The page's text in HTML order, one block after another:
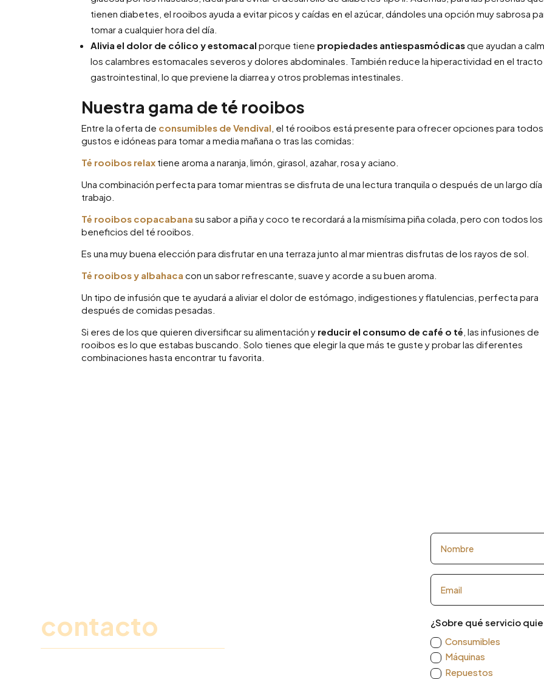
tienen diabetes, el rooibos ayuda a evitar picos y caídas en el azúcar, dándoles una opción muy sabrosa
tomar a cualquier hora del día.
Alivia el dolor de cólico y estomacal porque tiene propiedades antiespasmódicasque ayudan a
los calambres estomacales severos y dolores abdominales. También reduce la hiperactividad en el tracto
gastrointestinal, lo que previene la diarrea y otros problemas intestinales.
Nuestra gama de té rooibos
Entre la oferta de consumibles de Vendival , el té rooibos está presente para ofrecer opciones para
gustos e idóneas para tomar a media mañana o tras las comidas:
Té rooibos relax tiene aroma a naranja, limón, girasol, azahar, rosa y aciano.
Una combinación perfecta para tomar mientras se disfruta de una lectura tranquila o después de un largo
trabajo.
Té rooibos copacabana su sabor a piña y coco te recordará a la mismísima piña colada, pero con todos los
beneficios del té rooibos.
Es una muy buena elección para disfrutar en una terraza junto al mar mientras disfrutas de los rayos de sol.
Té rooibos y albahaca con un sabor refrescante, suave y acorde a su buen aroma.
Un tipo de infusión que te ayudará a aliviar el dolor de estómago, indigestiones y flatulencias, perfecta para
después de comidas pesadas.
Si eres de los que quieren diversificar su alimentación y reducir el consumo de café o té , las infusiones de
rooibos es lo que estabas buscando. Solo tienes que elegir la que más te guste y probar las diferentes
combinaciones hasta encontrar tu favorita.
contacto
¿Sobre qué servicio
Consumibles
Máquinas
Repuestos